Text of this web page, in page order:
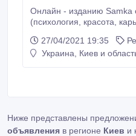
Онлайн - изданию Samka
(психология, красота, карьера) нужен редактор со
области. В его
написание H1, Title и Мета описаний к контенту (при
увеличение
актуальных трендов и
27/04/2021 19:35
Украина, Киев и
Ниже представлены
объявления в регионе Киев и